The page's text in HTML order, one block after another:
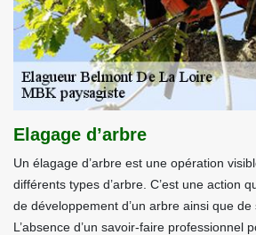
Elagage d’arbre
Un élagage d’arbre est une opération
différents types d’arbre. C’est une action
de développement d’un arbre ainsi que de
L’absence d’un savoir-faire professionnel